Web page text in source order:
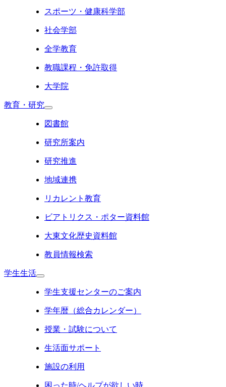
スポーツ・健康科学部
社会学部
全学教育
教職課程・免許取得
大学院
教育・研究
図書館
研究所案内
研究推進
地域連携
リカレント教育
ビアトリクス・ポター資料館
大東文化歴史資料館
教員情報検索
学生生活
学生支援センターのご案内
学年暦（総合カレンダー）
授業・試験について
生活面サポート
施設の利用
困った時/ヘルプが欲しい時